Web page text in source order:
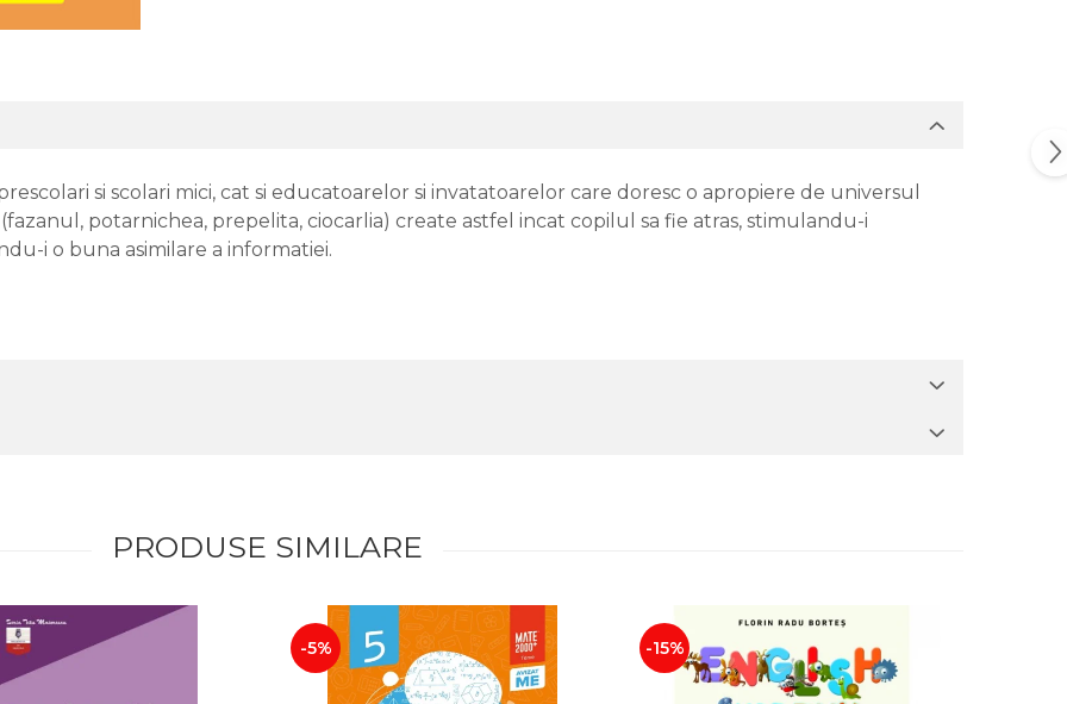
si scolari mici, cat si educatoarelor si invatatoarelor care doresc o apropiere de universul
potarnichea, prepelita, ciocarlia) create astfel incat copilul sa fie atras, stimulandu-i
i o buna asimilare a informatiei.
PRODUSE SIMILARE
-5% -15%